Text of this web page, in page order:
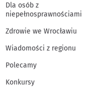
Dla osób z
niepełnosprawnościami
Zdrowie we Wrocławiu
Wiadomości z regionu
Polecamy
Konkursy